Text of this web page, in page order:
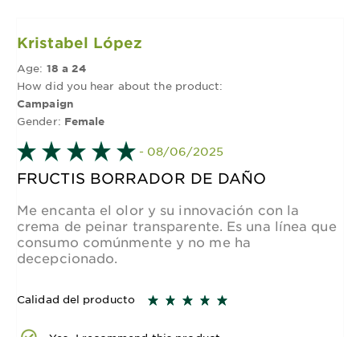
Kristabel López
Age: 18 a 24
How did you hear about the product:
Campaign
Gender: Female
- 08/06/2025
FRUCTIS BORRADOR DE DAÑO
Me encanta el olor y su innovación con la
crema de peinar transparente. Es una línea que
consumo comúnmente y no me ha
decepcionado.
Calidad del producto